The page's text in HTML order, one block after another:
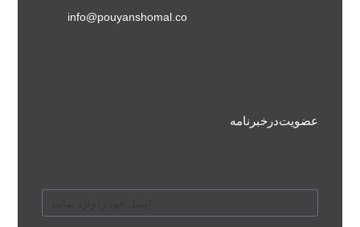
info@pouyanshomal.co
عضویت در خبرنامه